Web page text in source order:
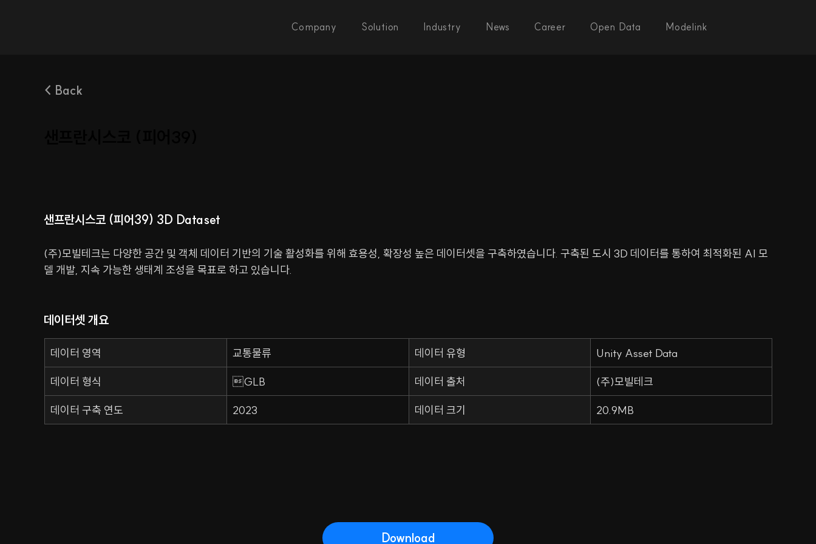
Company Solution Industry News Career Open Data Modelink
< Back
샌프란시스코 (피어39) 3D Dataset
(주)모빌테크는 다양한 공간 및 객체 데이터 기반의 기술 활성화를 위해 효용성, 확장성 높은 데이터셋을 구축하였습니다. 구축된 도시 3D 데이터를 통하여 최적화된 AI 모
델 개발, 지속 가능한 생태계 조성을 목표로 하고 있습니다.
데이터셋 개요
데이터 영역 교통물류 데이터 유형 Unity Asset Data
데이터 형식 GLB 데이터 출처 (주)모빌테크
데이터 구축 연도 2023 데이터 크기 20.9MB
Download